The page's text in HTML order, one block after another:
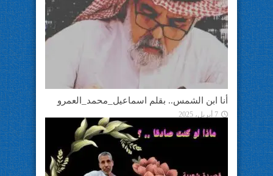
أنا ابن الشمس.. بقلم اسماعيل_محمد_العمرو
7 أبريل، 2025